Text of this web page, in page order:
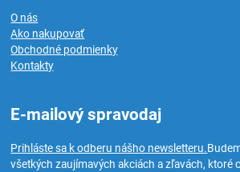
O nás
Ako nakupovať
Obchodné podmienky
Kontakty
E-mailový spravodaj
Prihláste sa k odberu nášho newsletteru.
všetkých zaujímavých akciách a zľavách, ktoré